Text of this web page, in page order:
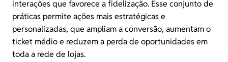
interações que favorece a fidelização. Esse conjunto de
práticas permite ações mais estratégicas e
personalizadas, que ampliam a conversão, aumentam o
ticket médio e reduzem a perda de oportunidades em
toda a rede de lojas.